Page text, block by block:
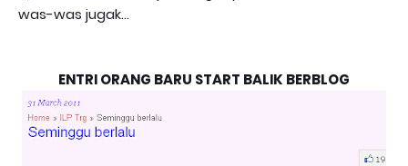
was-was jugak...
ENTRI ORANG BARU START BALIK BERBLOG